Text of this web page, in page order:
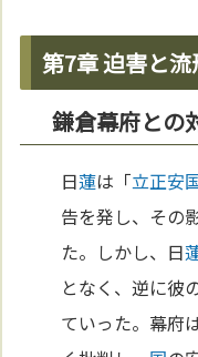
第7章 迫害と
鎌倉幕府との
日蓮は「立正安
告を発し、その
た。しかし、日
となく、逆に彼
ていった。幕府